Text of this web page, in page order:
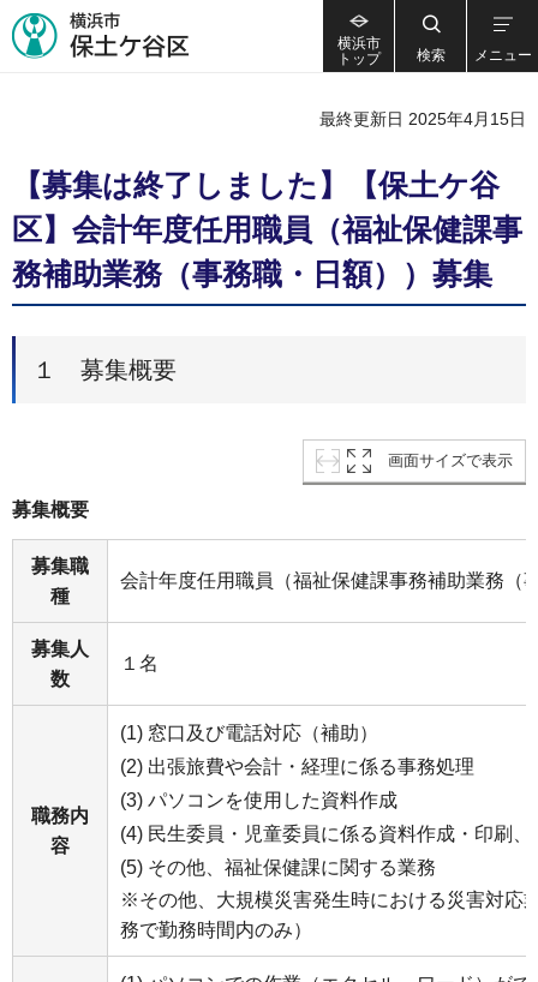
横浜市
トップ
検索 メニュー
最終更新日 2025年4月15日
【募集は終了しました】【保土ケ谷
区】会計年度任用職員（福祉保健課事
務補助業務（事務職・日額））募集
１ 募集概要
画面サイズで表示
募集概要
募集職
種
会計年度任用職員（福祉保健課事務補助業務（
募集人
数
１名
職務内
容
(1) 窓口及び電話対応（補助）
(2) 出張旅費や会計・経理に係る事務処理
(3) パソコンを使用した資料作成
(4) 民生委員・児童委員に係る資料作成・印刷
(5) その他、福祉保健課に関する業務
※その他、大規模災害発生時における災害対応
務で勤務時間内のみ）